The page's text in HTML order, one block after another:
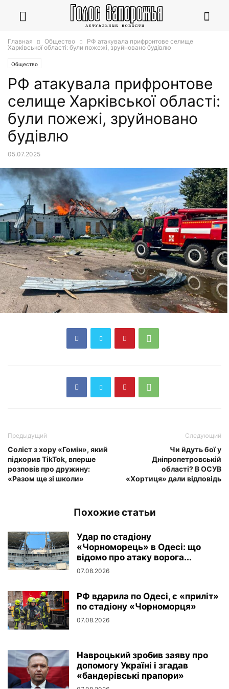
Главная Общество
РФ атакувала прифронтове селище
Харківської області: були пожежі, зруйновано будівлю
Общество
РФ атакувала прифронтове
селище Харківської області:
були пожежі, зруйновано
будівлю
05.07.2025
Предыдущий
Соліст з хору «Гомін», який
підкорив TikTok, вперше
розповів про дружину:
«Разом ще зі школи»
Следующий
Чи йдуть бої у
Дніпропетровській
області? В ОСУВ
«Хортиця» дали відповідь
Похожие статьи
Удар по стадіону
«Чорноморець» в Одесі: що
відомо про атаку ворога...
07.08.2026
РФ вдарила по Одесі, є «приліт»
по стадіону «Чорноморця»
07.08.2026
Навроцький зробив заяву про
допомогу Україні і згадав
«бандерівські прапори»